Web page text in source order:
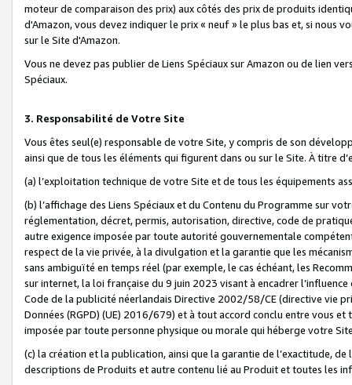
moteur de comparaison des prix) aux côtés des prix de produits
d'Amazon, vous devez indiquer le prix « neuf » le plus bas et, si nous
sur le Site d'Amazon.
Vous ne devez pas publier de Liens Spéciaux sur Amazon ou de lien
Spéciaux.
3. Responsabilité de Votre Site
Vous êtes seul(e) responsable de votre Site, y compris de son
ainsi que de tous les éléments qui figurent dans ou sur le Site. À titre
(a) l’exploitation technique de votre Site et de tous les équipements
(b) l’affichage des Liens Spéciaux et du Contenu du Programme sur
réglementation, décret, permis, autorisation, directive, code de
autre exigence imposée par toute autorité gouvernementale
respect de la vie privée, à la divulgation et la garantie que les
sans ambiguïté en temps réel (par exemple, le cas échéant, les
sur internet, la loi française du 9 juin 2023 visant à encadrer
Code de la publicité néerlandais Directive 2002/58/CE (directive vie
Données (RGPD) (UE) 2016/679) et à tout accord conclu entre vous
imposée par toute personne physique ou morale qui héberge votre
(c) la création et la publication, ainsi que la garantie de l’exactitude,
descriptions de Produits et autre contenu lié au Produit et toutes les